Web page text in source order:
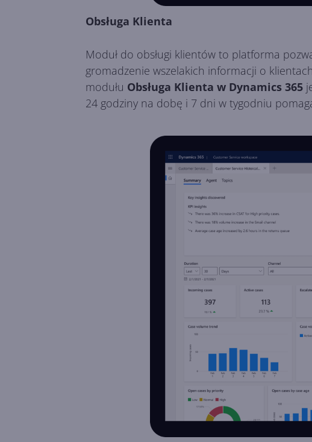
Obsługa Klienta
Moduł do obsługi klientów to platforma
gromadzenie wszelakich informacji o
modułu Obsługa Klienta w Dynamics 365
24 godziny na dobę i 7 dni w tygodniu